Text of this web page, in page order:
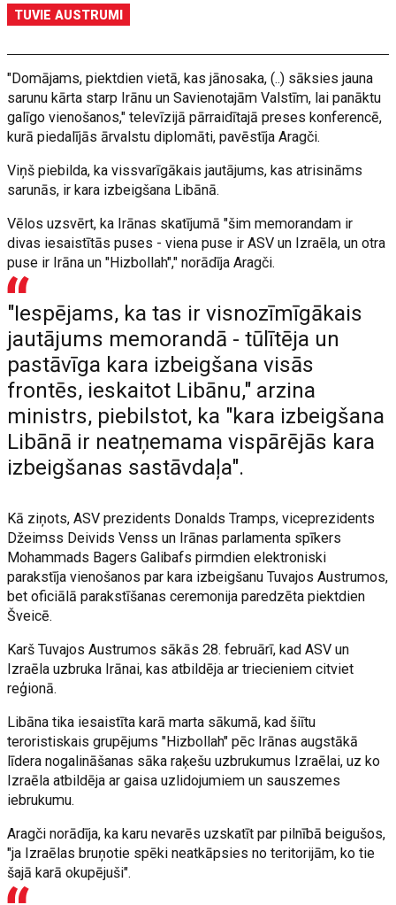
TUVIE AUSTRUMI
"Domājams, piektdien vietā, kas jānosaka, (..) sāksies jauna
sarunu kārta starp Irānu un Savienotajām Valstīm, lai panāktu
galīgo vienošanos," televīzijā pārraidītajā preses konferencē,
kurā piedalījās ārvalstu diplomāti, pavēstīja Aragči.
Viņš piebilda, ka vissvarīgākais jautājums, kas atrisināms
sarunās, ir kara izbeigšana Libānā.
Vēlos uzsvērt, ka Irānas skatījumā "šim memorandam ir
divas iesaistītās puses - viena puse ir ASV un Izraēla, un otra
puse ir Irāna un "Hizbollah"," norādīja Aragči.
"Iespējams, ka tas ir visnozīmīgākais
jautājums memorandā - tūlītēja un
pastāvīga kara izbeigšana visās
frontēs, ieskaitot Libānu," arzina
ministrs, piebilstot, ka "kara izbeigšana
Libānā ir neatņemama vispārējās kara
izbeigšanas sastāvdaļa".
Kā ziņots, ASV prezidents Donalds Tramps, viceprezidents
Džeimss Deivids Venss un Irānas parlamenta spīkers
Mohammads Bagers Galibafs pirmdien elektroniski
parakstīja vienošanos par kara izbeigšanu Tuvajos Austrumos,
bet oficiālā parakstīšanas ceremonija paredzēta piektdien
Šveicē.
Karš Tuvajos Austrumos sākās 28. februārī, kad ASV un
Izraēla uzbruka Irānai, kas atbildēja ar triecieniem citviet
reģionā.
Libāna tika iesaistīta karā marta sākumā, kad šiītu
teroristiskais grupējums "Hizbollah" pēc Irānas augstākā
līdera nogalināšanas sāka raķešu uzbrukumus Izraēlai, uz ko
Izraēla atbildēja ar gaisa uzlidojumiem un sauszemes
iebrukumu.
Aragči norādīja, ka karu nevarēs uzskatīt par pilnībā beigušos,
"ja Izraēlas bruņotie spēki neatkāpsies no teritorijām, ko tie
šajā karā okupējuši".